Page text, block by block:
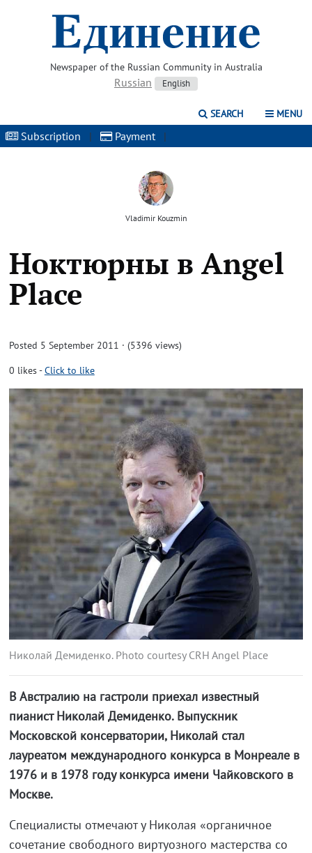
Newspaper of the Russian Community in Australia
Russian English
SEARCH MENU
Subscription | Payment |
Vladimir Kouzmin
Ноктюрны в Angel
Place
Posted 5 September 2011 · (5396 views)
0 likes-Click to like
Николай Демиденко. Photo courtesy CRH Angel Place
В Австралию на гастроли приехал известный
пианист Николай Демиденко. Выпускник
Московской консерватории, Николай стал
лауреатом международного конкурса в Монреале в
1976 и в 1978 году конкурса имени Чайковского в
Москве.
Специалисты отмечают у Николая «органичное
сочетание свободного виртуозного мастерства со